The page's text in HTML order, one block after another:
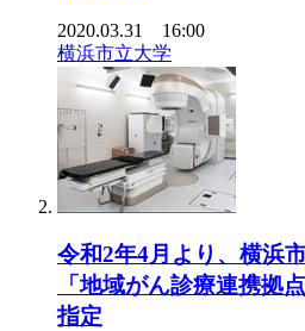
2020.03.31 16:00
横浜市立大学
令和2年4月より、横浜
「地域がん診療連携拠
指定